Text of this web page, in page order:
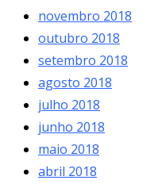
novembro 2018
outubro 2018
setembro 2018
agosto 2018
julho 2018
junho 2018
maio 2018
abril 2018